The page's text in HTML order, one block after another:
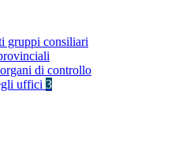
gruppi consiliari
di controllo
uffici 3